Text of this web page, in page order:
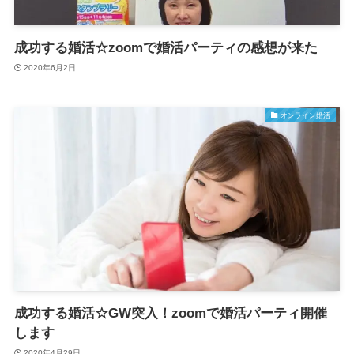
成功する婚活☆zoomで婚活パーティの感想が来た
2020年6月2日
オンライン婚活
成功する婚活☆GW突入！zoomで婚活パーティ開催
します